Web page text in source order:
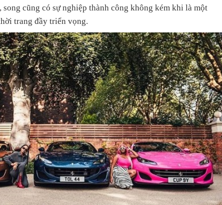
cũng có sự nghiệp thành công không kém khi là một
trang đầy triển vọng.